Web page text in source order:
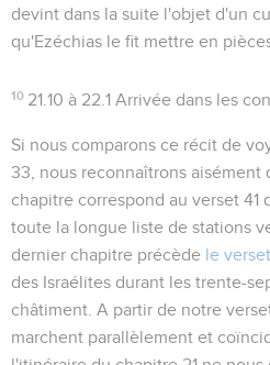
devint dans la suite l'objet d'un
qu'Ezéchias le fit mettre en
10 21.10 à 22.1 Arrivée dans les
Si nous comparons ce récit de
33, nous reconnaîtrons aisément
chapitre correspond au verset 41
toute la longue liste de stations
dernier chapitre précède le verset
des Israélites durant les trente-
châtiment. A partir de notre
marchent parallèlement et